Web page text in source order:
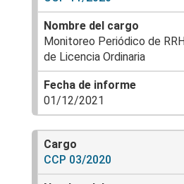
Monitoreo Periódico de
de Licencia Ordinaria
01/12/2021
CCP 03/2020